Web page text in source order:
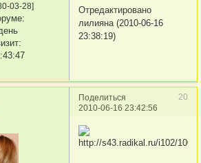
03-28]
Отредактировано
лилияна (2010-06-16
23:38:19)
Поделиться
20
2010-06-16 23:42:56